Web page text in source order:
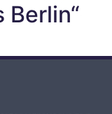
Berlin“